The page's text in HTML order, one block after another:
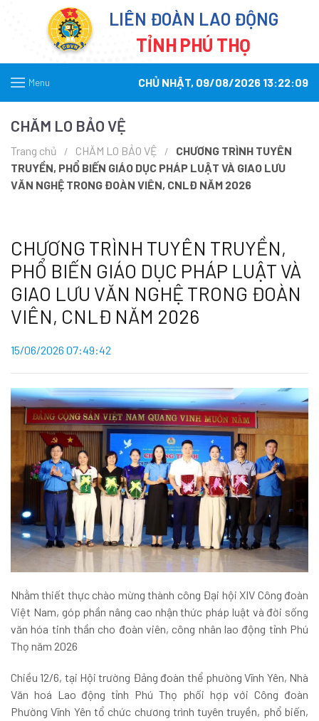
LIÊN ĐOÀN LAO ĐỘNG
TỈNH PHÚ THỌ
Menu CHỦ NHẬT, 09/08/2026 13:22:09
CHĂM LO BẢO VỆ
Trang chủ CHĂM LO BẢO VỆ
CHƯƠNG TRÌNH TUYÊN
TRUYỀN, PHỔ BIẾN GIÁO DỤC PHÁP LUẬT VÀ GIAO LƯU
VĂN NGHỆ TRONG ĐOÀN VIÊN, CNLĐ NĂM 2026
CHƯƠNG TRÌNH TUYÊN TRUYỀN,
PHỔ BIẾN GIÁO DỤC PHÁP LUẬT VÀ
GIAO LƯU VĂN NGHỆ TRONG ĐOÀN
VIÊN, CNLĐ NĂM 2026
15/06/2026 07:49:42
Nhằm thiết thực chào mừng thành công Đại hội XIV Công đoàn
Việt Nam, góp phần nâng cao nhận thức pháp luật và đời sống
văn hóa tinh thần cho đoàn viên, công nhân lao động tỉnh Phú
Thọ năm 2026
Chiều 12/6, tại Hội trường Đảng đoàn thể phường Vĩnh Yên, Nhà
Văn hoá Lao động tỉnh Phú Thọ phối hợp với Công đoàn
Phường Vĩnh Yên tổ chức chương trình tuyên truyền, phổ biến,